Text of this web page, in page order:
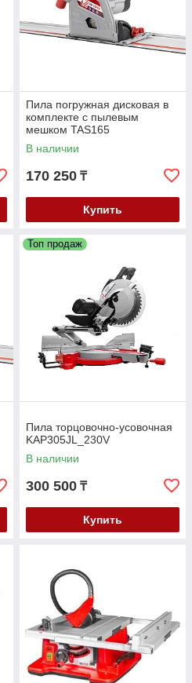
Пила погружная дисковая в
комплекте с пылевым
мешком TAS165
В наличии
170 250 ₸
Купить
Топ продаж
Пила торцовочно-усовочная
KAP305JL_230V
В наличии
300 500 ₸
Купить